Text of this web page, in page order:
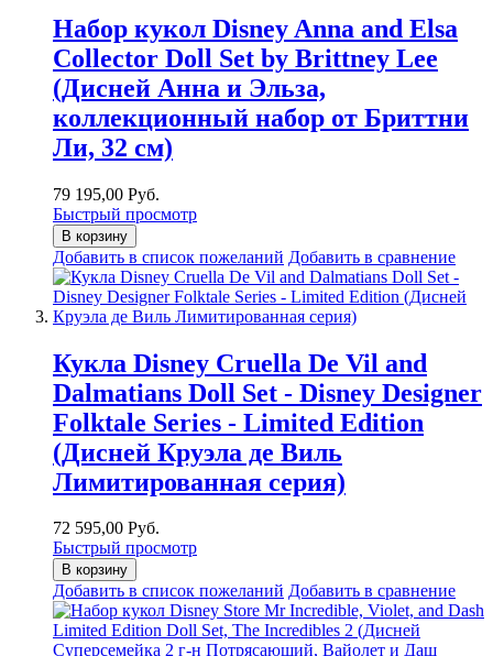
Набор кукол Disney Anna and Elsa
Collector Doll Set by Brittney Lee
(Дисней Анна и Эльза,
коллекционный набор от Бриттни
Ли, 32 см)
79 195,00 Руб.
Быстрый просмотр
В корзину
Добавить в список пожеланий Добавить в сравнение
Кукла Disney Cruella De Vil and
Dalmatians Doll Set - Disney Designer
Folktale Series - Limited Edition
(Дисней Круэла де Виль
Лимитированная серия)
72 595,00 Руб.
Быстрый просмотр
В корзину
Добавить в список пожеланий Добавить в сравнение